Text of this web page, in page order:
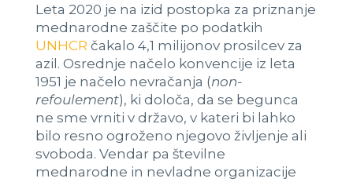
Leta 2020 je na izid postopka za priznanje
mednarodne zaščite po podatkih
UNHCR čakalo 4,1 milijonov prosilcev za
azil. Osrednje načelo konvencije iz leta
1951 je načelo nevračanja (non-
refoulement), ki določa, da se begunca
ne sme vrniti v državo, v kateri bi lahko
bilo resno ogroženo njegovo življenje ali
svoboda. Vendar pa številne
mednarodne in nevladne organizacije